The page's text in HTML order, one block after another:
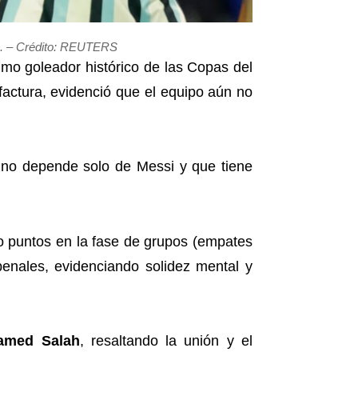
– Crédito: REUTERS
goleador histórico de las Copas del
evidenció que el equipo aún no
depende solo de Messi y que tiene
en la fase de grupos (empates
evidenciando solidez mental y
Salah, resaltando la unión y el